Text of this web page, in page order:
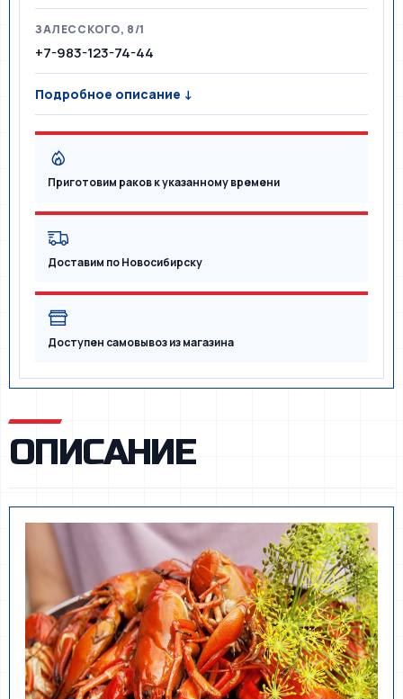
ЗАЛЕССКОГО, 8/1
+7-983-123-74-44
Подробное описание ↓
Приготовим раков к указанному времени
Доставим по Новосибирску
Доступен самовывоз из магазина
ОПИСАНИЕ